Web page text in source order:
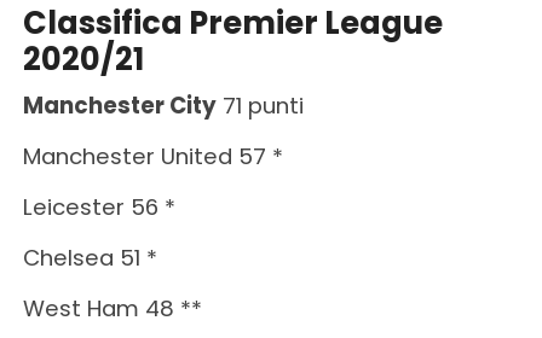
Classifica Premier League
2020/21
Manchester City71 punti
Manchester United 57 *
Leicester 56 *
Chelsea 51 *
West Ham 48 **